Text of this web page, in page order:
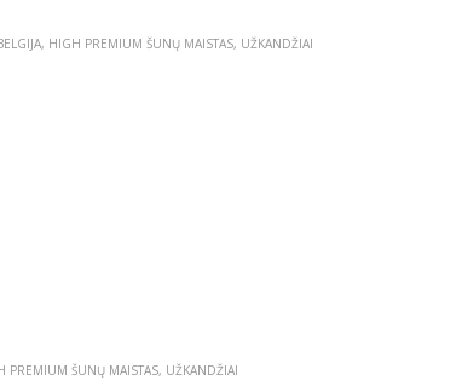
, HIGH PREMIUM ŠUNŲ MAISTAS, UŽKANDŽIAI
PREMIUM ŠUNŲ MAISTAS, UŽKANDŽIAI